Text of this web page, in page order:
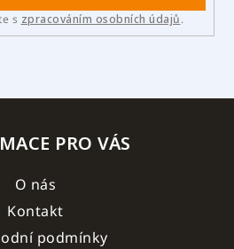
s zpracováním osobních údajů.
PRO VÁS
O nás
Kontakt
podmínky